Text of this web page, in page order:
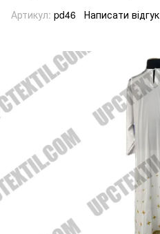
Артикул: pd46 Написати відгук